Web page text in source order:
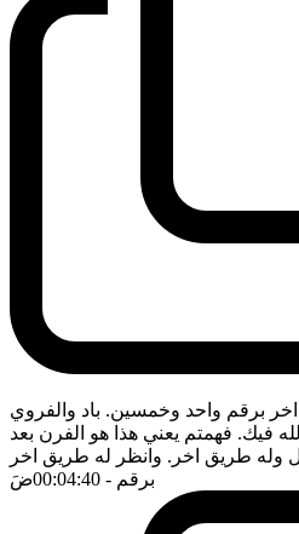
اخر برقم واحد وخمسين. باد والفروي
فيك. فهمتم يعني هذا هو الفرن بعد
وله طريق اخر. وانظر له طريق اخر
برقم - 00:04:40 ضَ